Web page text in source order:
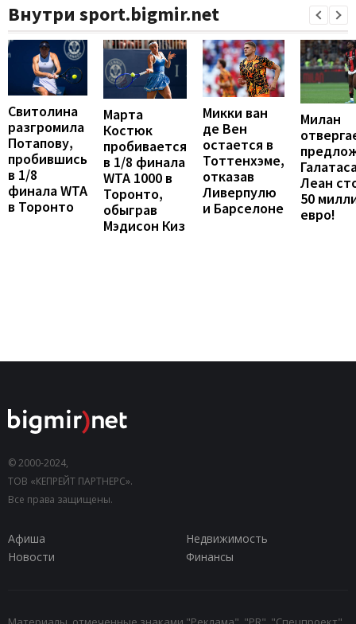
Внутри sport.bigmir.net
Свитолина
разгромила
Потапову,
пробившись
в 1/8
финала WTA
в Торонто
Марта
Костюк
пробивается
в 1/8 финала
WTA 1000 в
Торонто,
обыграв
Мэдисон Киз
Микки ван
де Вен
остается в
Тоттенхэме,
отказав
Ливерпулю
и Барселоне
Милан
Леан
50
евро!
© 2000-2024,
ТОВ «КЕПРЕЙТ ПАРТНЕРС».
Все права защищены.
Афиша
Недвижимость
Новости
Финансы